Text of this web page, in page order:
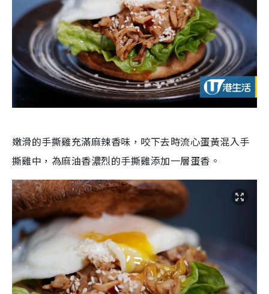
嫩滑的手撕雞充滿麻辣香味，咬下去時流心蛋黃混入手
撕雞中，為麻油香濃烈的手撕雞添加一層蛋香。